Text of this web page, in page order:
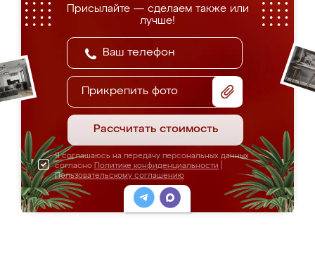
Присылайте — сделаем также или
лучше!
Прикрепить фото
Рассчитать стоимость
Я соглашаюсь на передачу персональных данных
согласно Политике конфиденциальности
Пользовательскому соглашению